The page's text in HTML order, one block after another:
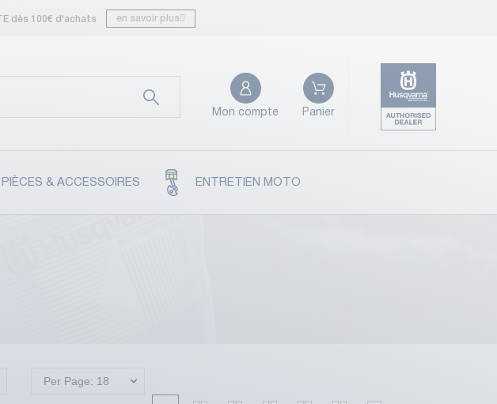
dès 100€ d'achats en savoir plus
Mon compte Panier
PIÈCES & ACCESSOIRES ENTRETIEN MOTO
Per Page: 18